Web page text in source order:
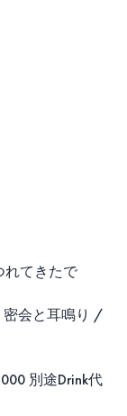
れてきたで
会と耳鳴り /
別途Drink代